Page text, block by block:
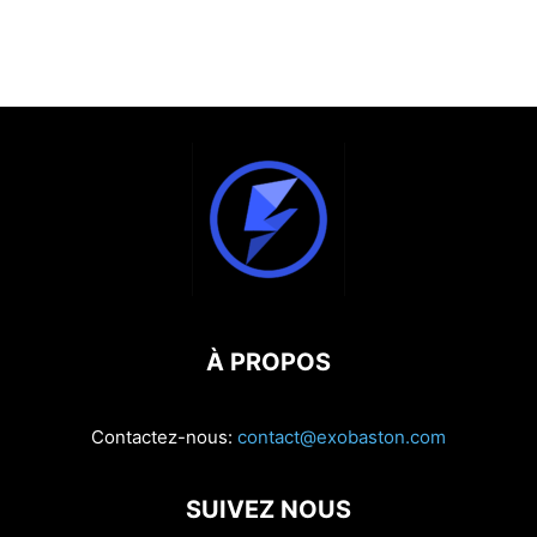
À PROPOS
Contactez-nous: contact@exobaston.com
SUIVEZ NOUS